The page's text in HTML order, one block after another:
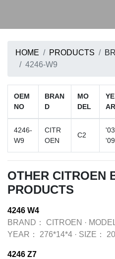
HOME PRODUCTS
4246-W9
OEM
NO
BRAN
D
MO
DEL
YE
AR
4246-
W9
CITR
OEN
C2
'09
OTHER CITROEN
PRODUCTS
4246 W4
BRAND：
CITROEN ·
YEAR：
276*14*4 · SIZE：
4246 Z7